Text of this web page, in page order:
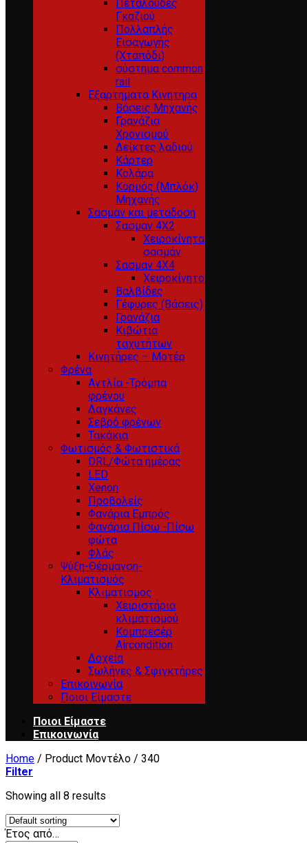
Πεταλούδες
Γκαζιού
Πολλαπλής
Εισαγωγής
(Χταπόδι)
σύστημα common
rail
Εξαρτηματα Κινητηρα
Βάσεις Μηχανής
Γρανάζια
Χρονισμού
Δείκτες λαδιού
Κάρτερ
Κολάρα
Κορμός (Μπλόκ)
Μηχανής
Σασμαν και μεταδοση
Σασμαν 4Χ2
Χειροκίνητα
σασμάν
Σασμαν 4Χ4
Χειροκίνητο
Βαλβίδες
Γέφυρες (Βάσεις)
Γρανάζια
Κιβώτια
ταχυτήτων
Κινητήρες – Μοτέρ
Φρένα
Αντλία -Τρόμπα
φρένου
Δαγκάνες
Σεβρό φρένων
Τακάκια
Φωτισμός & Φωτιστικά
DRL/Φώτα ημέρας
LED
Xenon
Προβολείς
Φανάρια Εμπρός
Φανάρια Πίσω -Πίσω
φώτα
Φλάς
Ψύξη-Θέρμανση-
Κλιματισμός
Κλιματισμος
Χειριστήρια
κλιματισμού
Κομπρεσέρ
Aircondition
Δοχεία
Σωλήνες & Σφιγκτήρες
Επικοινωνία
Ποιοι Είμαστε
Ποιοι Είμαστε
Επικοινωνία
Home / Product Μοντέλο / 340
Filter
Showing all 8 results
Έτος από…